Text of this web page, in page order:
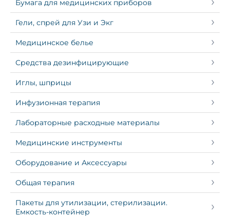
Бумага для медицинских приборов
Гели, спрей для Узи и Экг
Медицинское белье
Средства дезинфицирующие
Иглы, шприцы
Инфузионная терапия
Лабораторные расходные материалы
Медицинские инструменты
Оборудование и Аксессуары
Общая терапия
Пакеты для утилизации, стерилизации.
Емкость-контейнер